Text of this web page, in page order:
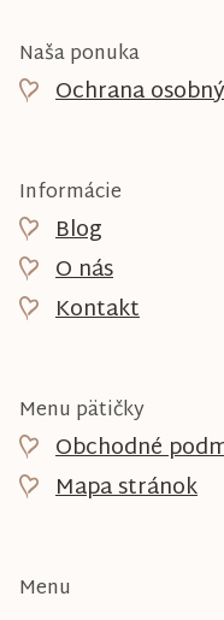
Naša ponuka
Ochrana
Informácie
Blog
O nás
Kontakt
Menu pätičky
Obchodné
Mapa stránok
Menu